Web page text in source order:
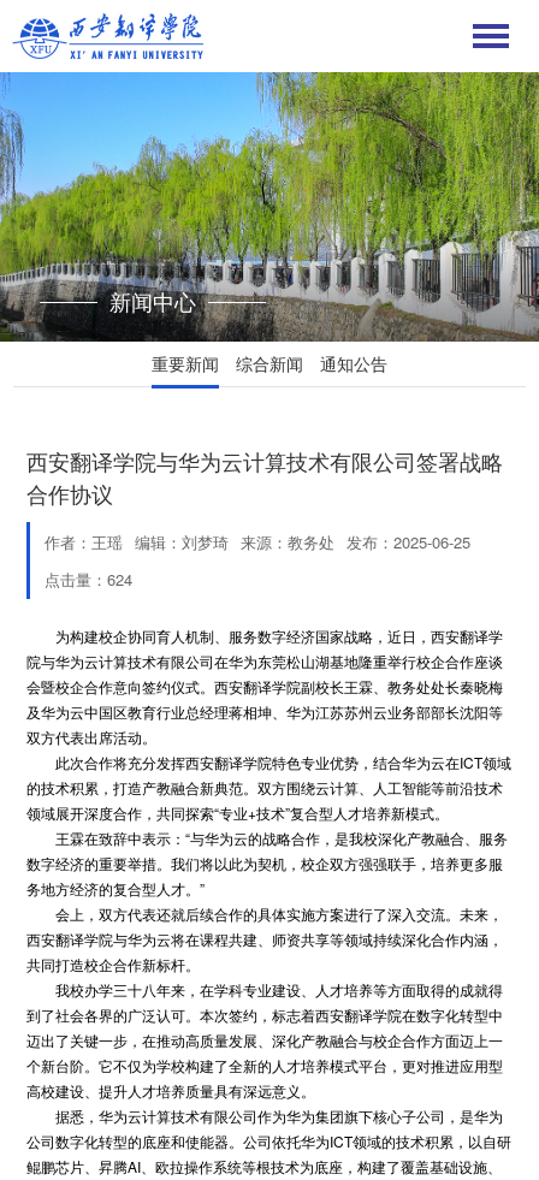
新闻中心
重要新闻 综合新闻 通知公告
西安翻译学院与华为云计算技术有限公司签署战略
合作协议
作者：王瑶 编辑：刘梦琦 来源：教务处 发布：2025-06-25
点击量： 624
为构建校企协同育人机制、服务数字经济国家战略，近日，西安翻译学
院与华为云计算技术有限公司在华为东莞松山湖基地隆重举行校企合作座谈
会暨校企合作意向签约仪式。西安翻译学院副校长王霖、教务处处长秦晓梅
及华为云中国区教育行业总经理蒋相坤、华为江苏苏州云业务部部长沈阳等
双方代表出席活动。
此次合作将充分发挥西安翻译学院特色专业优势，结合华为云在ICT领域
的技术积累，打造产教融合新典范。双方围绕云计算、人工智能等前沿技术
领域展开深度合作，共同探索“专业+技术”复合型人才培养新模式。
王霖在致辞中表示：“与华为云的战略合作，是我校深化产教融合、服务
数字经济的重要举措。我们将以此为契机，校企双方强强联手，培养更多服
务地方经济的复合型人才。”
会上，双方代表还就后续合作的具体实施方案进行了深入交流。未来，
西安翻译学院与华为云将在课程共建、师资共享等领域持续深化合作内涵，
共同打造校企合作新标杆。
我校办学三十八年来，在学科专业建设、人才培养等方面取得的成就得
到了社会各界的广泛认可。本次签约，标志着西安翻译学院在数字化转型中
迈出了关键一步，在推动高质量发展、深化产教融合与校企合作方面迈上一
个新台阶。它不仅为学校构建了全新的人才培养模式平台，更对推进应用型
高校建设、提升人才培养质量具有深远意义。
据悉，华为云计算技术有限公司作为华为集团旗下核心子公司，是华为
公司数字化转型的底座和使能器。公司依托华为ICT领域的技术积累，以自研
鲲鹏芯片、昇腾AI、欧拉操作系统等根技术为底座，构建了覆盖基础设施、